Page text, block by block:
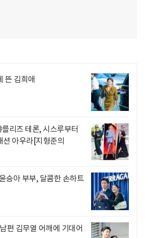
뜬 김희애
리즈 테론, 시스루부터
션 아우라[지형준의
승아 부부, 달콤한 손하트
편 김무열 어깨에 기대어